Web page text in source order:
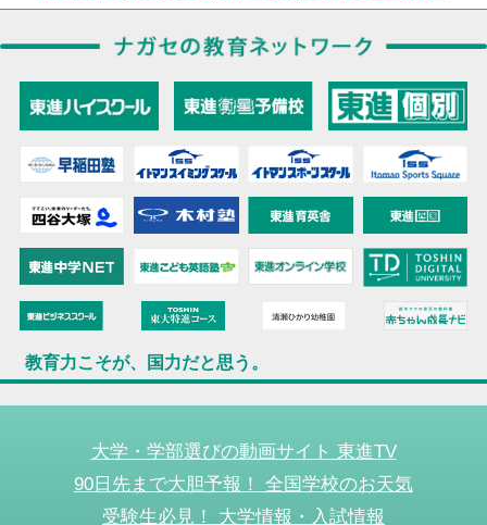
教育力こそが、国力だと思う。
大学・学部選びの動画サイト 東進TV
90日先まで大胆予報！ 全国学校のお天気
受験生必見！ 大学情報・入試情報